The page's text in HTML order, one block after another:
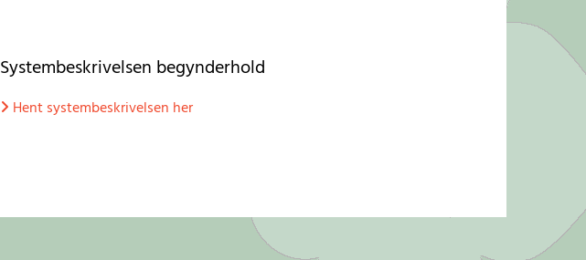
Systembeskrivelsen begynderhold
 Hent systembeskrivelsen her